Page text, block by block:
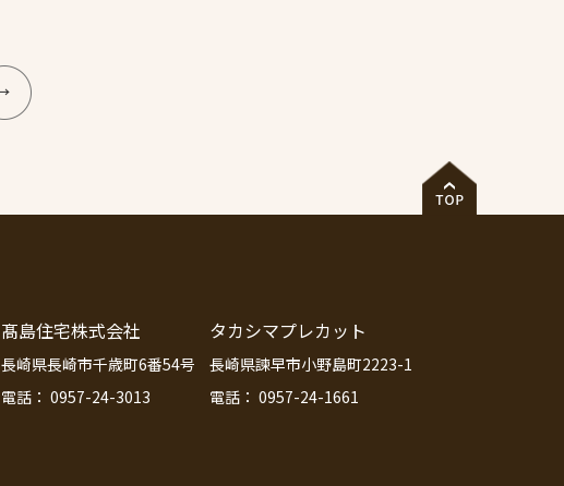
髙島住宅株式会社
長崎県長崎市千歳町6番54号
電話： 0957-24-3013
タカシマプレカット
長崎県諫早市小野島町2223-1
電話： 0957-24-1661